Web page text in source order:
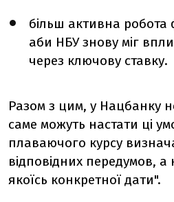
більш активна робота
аби НБУ знову міг
через ключову ставку.
Разом з цим, у Нацбанку
саме можуть настати ці
плаваючого курсу
відповідних передумов,
якоїсь конкретної дати".